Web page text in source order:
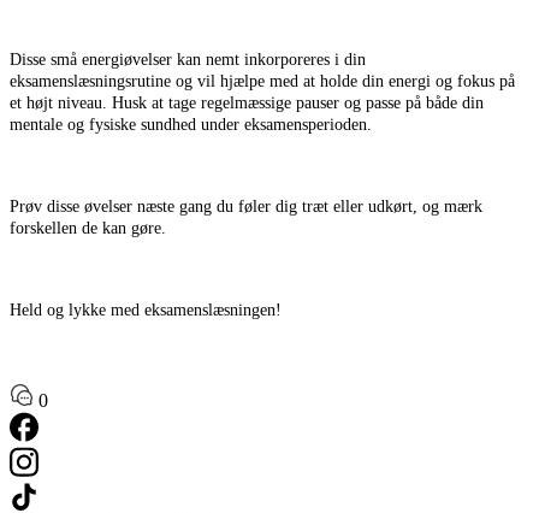
Disse små energiøvelser kan nemt inkorporeres i din
eksamenslæsningsrutine og vil hjælpe med at holde din energi og fokus på
et højt niveau. Husk at tage regelmæssige pauser og passe på både din
mentale og fysiske sundhed under eksamensperioden.
Prøv disse øvelser næste gang du føler dig træt eller udkørt, og mærk
forskellen de kan gøre.
Held og lykke med eksamenslæsningen!
0